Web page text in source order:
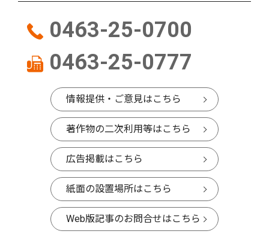
0463-25-0700
0463-25-0777
情報提供・ご意見はこちら
著作物の二次利用等はこちら
広告掲載はこちら
紙面の設置場所はこちら
Web版記事のお問合せはこちら